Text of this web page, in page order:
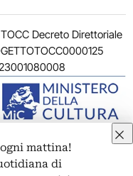
Decreto Direttoriale
Emanuele II, 287 –
mattina!
di